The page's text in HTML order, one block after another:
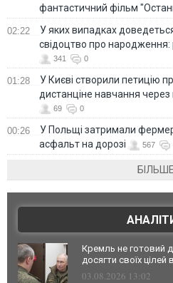
фантастичний фільм
02:22
У яких випадках
свідоцтво про
341 0
01:28
У Києві створили петицію
дистанціне навчання через
69 0
00:26
У Польщі затримали
асфальт на дорозі
567
БІЛЬШЕ
Кремль не готовий
досягти своїх
03.08.2026 13:02